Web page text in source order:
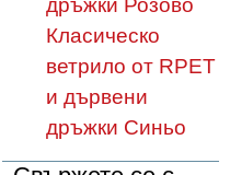
дръжки Розово
Класическо
ветрило от RPET
и дървени
дръжки Синьо